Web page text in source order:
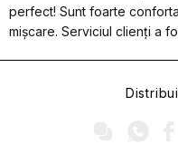
perfect! Sunt foarte
mișcare. Serviciul clienți a